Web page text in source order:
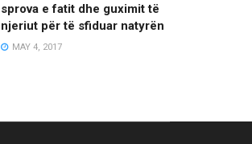
sprova e fatit dhe guximit të
njeriut për të sfiduar natyrën
MAY 4, 2017